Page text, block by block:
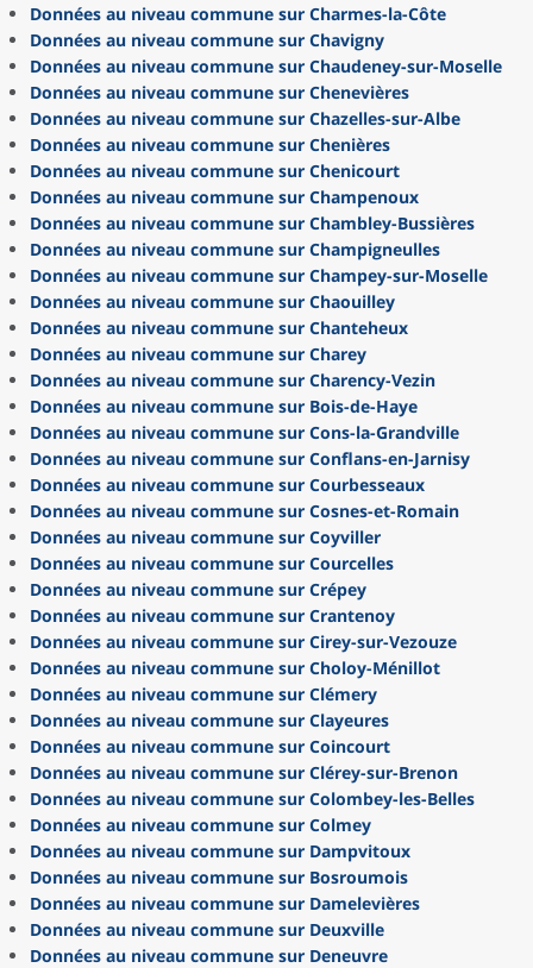
Données au niveau commune sur Charmes-la-Côte
Données au niveau commune sur Chavigny
Données au niveau commune sur Chaudeney-sur-Moselle
Données au niveau commune sur Chenevières
Données au niveau commune sur Chazelles-sur-Albe
Données au niveau commune sur Chenières
Données au niveau commune sur Chenicourt
Données au niveau commune sur Champenoux
Données au niveau commune sur Chambley-Bussières
Données au niveau commune sur Champigneulles
Données au niveau commune sur Champey-sur-Moselle
Données au niveau commune sur Chaouilley
Données au niveau commune sur Chanteheux
Données au niveau commune sur Charey
Données au niveau commune sur Charency-Vezin
Données au niveau commune sur Bois-de-Haye
Données au niveau commune sur Cons-la-Grandville
Données au niveau commune sur Conflans-en-Jarnisy
Données au niveau commune sur Courbesseaux
Données au niveau commune sur Cosnes-et-Romain
Données au niveau commune sur Coyviller
Données au niveau commune sur Courcelles
Données au niveau commune sur Crépey
Données au niveau commune sur Crantenoy
Données au niveau commune sur Cirey-sur-Vezouze
Données au niveau commune sur Choloy-Ménillot
Données au niveau commune sur Clémery
Données au niveau commune sur Clayeures
Données au niveau commune sur Coincourt
Données au niveau commune sur Clérey-sur-Brenon
Données au niveau commune sur Colombey-les-Belles
Données au niveau commune sur Colmey
Données au niveau commune sur Dampvitoux
Données au niveau commune sur Bosroumois
Données au niveau commune sur Damelevières
Données au niveau commune sur Deuxville
Données au niveau commune sur Deneuvre